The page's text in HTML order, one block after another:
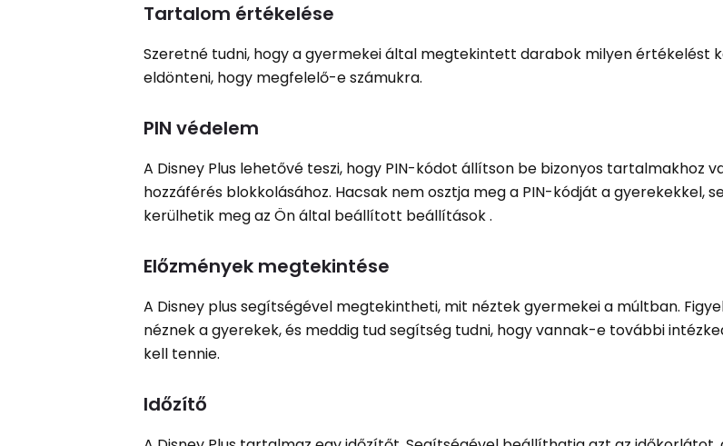
Tartalom értékelése
Szeretné tudni, hogy a gyermekei által megtekintett darabok milyen értékelést
eldönteni, hogy megfelelő-e számukra.
PIN védelem
A Disney Plus lehetővé teszi, hogy PIN-kódot állítson be bizonyos tartalmakhoz
hozzáférés blokkolásához. Hacsak nem osztja meg a PIN-kódját a gyerekekkel,
kerülhetik meg az Ön által beállított beállítások .
Előzmények megtekintése
A Disney plus segítségével megtekintheti, mit néztek gyermekei a múltban.
néznek a gyerekek, és meddig tud segítség tudni, hogy vannak-e további
kell tennie.
Időzítő